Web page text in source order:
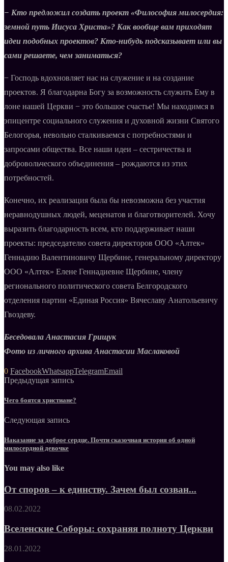
− Кто предложил создать проект «Философия милосердия:
земной путь Иисуса Христа»? Как вообще вам приходят
идеи подобных проектов? Кто-нибудь подсказывает или вы
сами решаете, чем заниматься?
− Господь вдохновляет нас на служение и на создание
проектов. Я благодарна Богу за возможность служить Ему в
лоне нашей Церкви − это большое счастье! Мы находимся в
эпицентре социального служения и духовной жизни Святого
Белогорья, невольно сталкиваемся с потребностями и
запросами общества. Все наши идеи – сестричества и
добровольческого объединения – рождаются из этих
потребностей.
Конечно, их реализация была бы невозможна без участия
неравнодушных людей, меценатов и благотворителей. Хочу
выразить благодарность всем, кто поддерживает наши
проекты: председателю совета директоров ООО «Алтек»
Геннадию Валентиновичу Щербине, генеральному директору
ООО «Алтек» Елене Геннадиевне Щербине, члену
регионального политического совета Белгородского
отделения партии «Единая Россия» Вячеславу Анатольевичу
Гвоздеву.
Беседовала Анастасия Грищук
Фото из личного архива Анастасии Маслаковой
0 FacebookWhatsappTelegramEmail
Предыдущая запись
Чего боятся христиане?
Следующая запись
Наказание за доброе сердце. Почти сказочная история об одной
милосердной девочке
You may also like
От споров – к единству. Зачем был созван...
08.02.2022
Вселенские Соборы: сохраняя полноту Церкви
28.01.2022